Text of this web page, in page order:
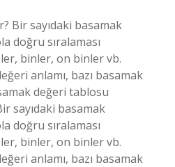
Bir sayıdaki basamak
doğru sıralaması
binler, on binler vb.
anlamı, bazı basamak
değeri tablosu
sayıdaki basamak
doğru sıralaması
binler, on binler vb.
anlamı, bazı basamak